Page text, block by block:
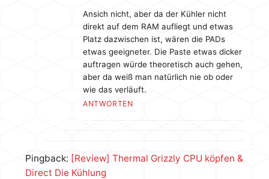
Ansich nicht, aber da der Kühler nicht
direkt auf dem RAM aufliegt und etwas
Platz dazwischen ist, wären die PADs
etwas geeigneter. Die Paste etwas dicker
auftragen würde theoretisch auch gehen,
aber da weiß man natürlich nie ob oder
wie das verläuft.
ANTWORTEN
Pingback: [Review] Thermal Grizzly CPU köpfen &
Direct Die Kühlung